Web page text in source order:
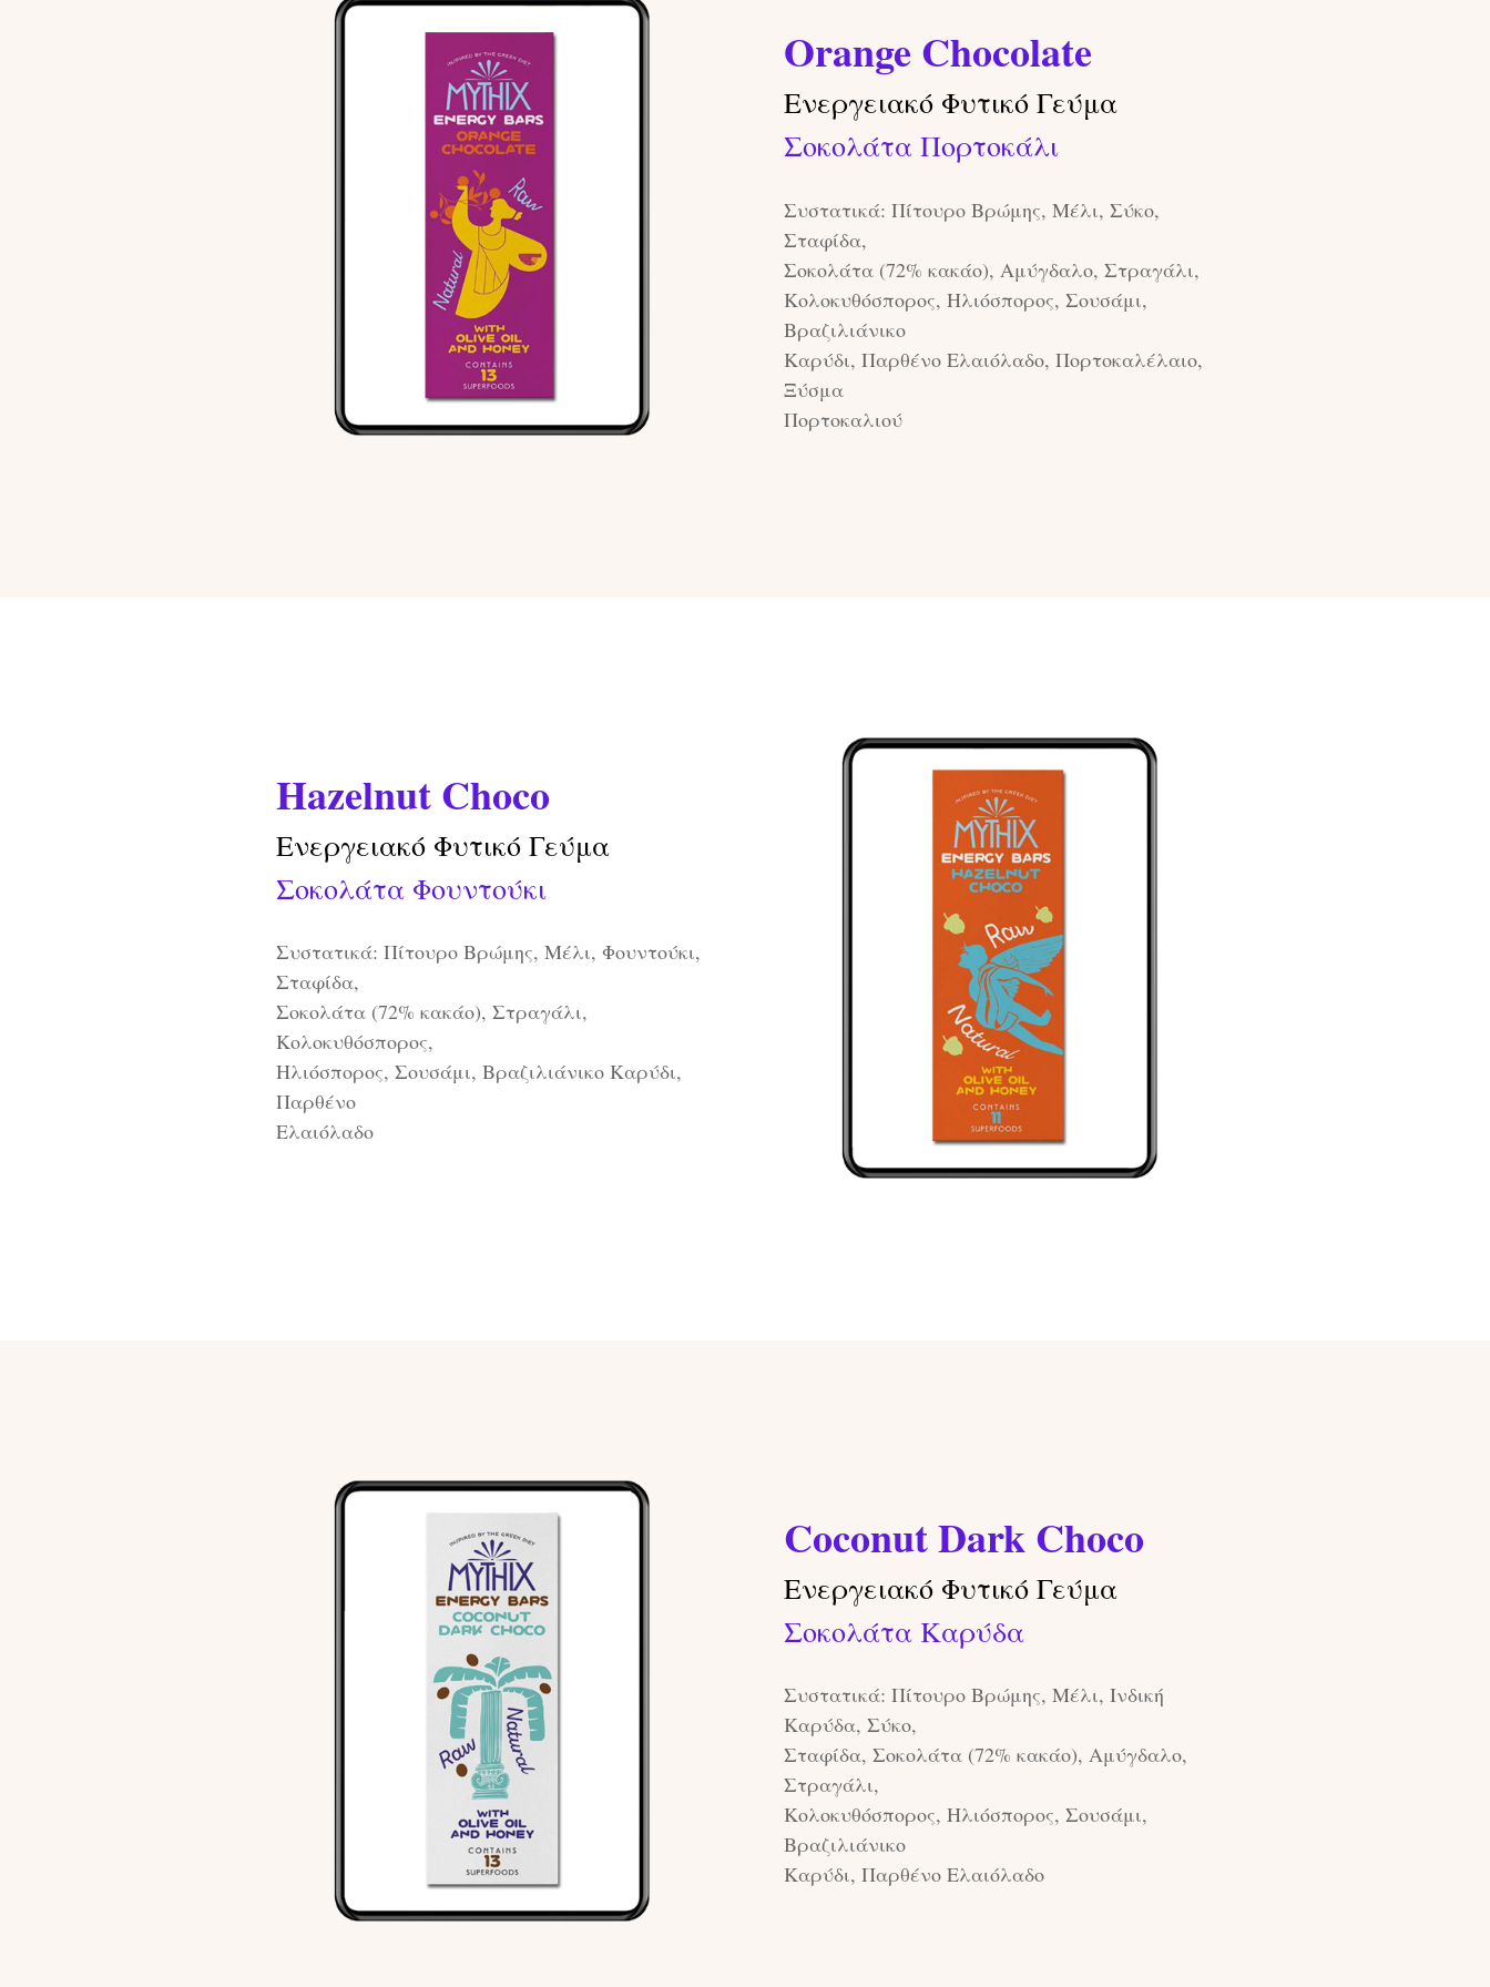
Orange Chocolate
Ενεργειακό Φυτικό Γεύμα
Σοκολάτα Πορτοκάλι
Συστατικά: Πίτουρο Βρώμης, Μέλι, Σύκο,
Σταφίδα,
Σοκολάτα (72% κακάο), Αμύγδαλο, Στραγάλι,
Κολοκυθόσπορος, Ηλιόσπορος, Σουσάμι,
Βραζιλιάνικο
Καρύδι, Παρθένο Ελαιόλαδο, Πορτοκαλέλαιο,
Ξύσμα
Πορτοκαλιού
Hazelnut Choco
Ενεργειακό Φυτικό Γεύμα
Σοκολάτα Φουντούκι
Συστατικά: Πίτουρο Βρώμης, Μέλι, Φουντούκι,
Σταφίδα,
Σοκολάτα (72% κακάο), Στραγάλι,
Κολοκυθόσπορος,
Ηλιόσπορος, Σουσάμι, Βραζιλιάνικο Καρύδι,
Παρθένο
Ελαιόλαδο
Coconut Dark Choco
Ενεργειακό Φυτικό Γεύμα
Σοκολάτα Καρύδα
Συστατικά: Πίτουρο Βρώμης, Μέλι, Ινδική
Καρύδα, Σύκο,
Σταφίδα, Σοκολάτα (72% κακάο), Αμύγδαλο,
Στραγάλι,
Κολοκυθόσπορος, Ηλιόσπορος, Σουσάμι,
Βραζιλιάνικο
Καρύδι, Παρθένο Ελαιόλαδο